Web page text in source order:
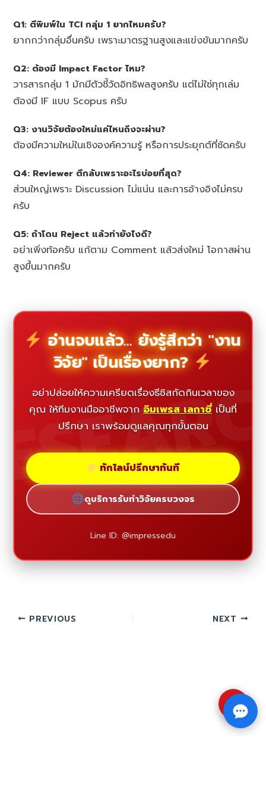
Q1: ตีพิมพ์ใน TCI กลุ่ม 1 ยากไหมครับ?
ยากกว่ากลุ่มอื่นครับ เพราะมาตรฐานสูงและแข่งขันมากครับ
Q2: ต้องมี Impact Factor ไหม?
วารสารกลุ่ม 1 มักมีตัวชี้วัดอิทธิพลสูงครับ แต่ไม่ใช่ทุกเล่ม
ต้องมี IF แบบ Scopus ครับ
Q3: งานวิจัยต้องใหม่แค่ไหนถึงจะผ่าน?
ต้องมีความใหม่ในเชิงองค์ความรู้ หรือการประยุกต์ที่ชัดครับ
Q4: Reviewer ตีกลับเพราะอะไรบ่อยที่สุด?
ส่วนใหญ่เพราะ Discussion ไม่แน่น และการอ้างอิงไม่ครบ
ครับ
Q5: ถ้าโดน Reject แล้วทำยังไงดี?
อย่าเพิ่งท้อครับ แก้ตาม Comment แล้วส่งใหม่ โอกาสผ่าน
สูงขึ้นมากครับ
อ่านจบแล้ว... ยังรู้สึกว่า "งาน
วิจัย" เป็นเรื่องยาก?
อย่าปล่อยให้ความเครียดเรื่องธีซิสกัดกินเวลาของ
คุณ ให้ทีมงานมืออาชีพจาก อิมเพรส เลกาซี่ เป็นที่
ปรึกษา เราพร้อมดูแลคุณทุกขั้นตอน
ทักไลน์ปรึกษาทันที
ดูบริการรับทำวิจัยครบวงจร
Line ID: @impressedu
PREVIOUS NEXT
⇧